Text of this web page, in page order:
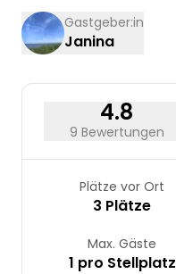
Gastgeber:in
Janina
4.8
9 Bewertungen
Plätze vor Ort
3 Plätze
Max. Gäste
1 pro Stellplatz